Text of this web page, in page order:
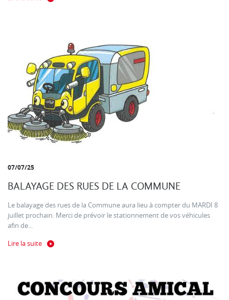
07/07/25
BALAYAGE DES RUES DE LA COMMUNE
Le balayage des rues de la Commune aura lieu à compter du MARDI 8
juillet prochain. Merci de prévoir le stationnement de vos véhicules
afin de...
Lire la suite